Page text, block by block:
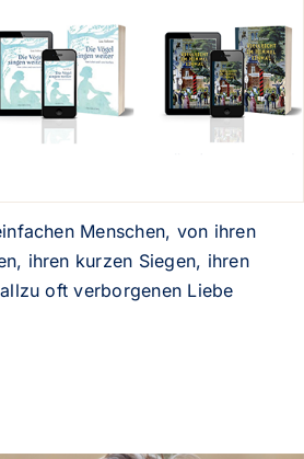
Menschen, von ihren
ihren kurzen Siegen, ihren
oft verborgenen Liebe